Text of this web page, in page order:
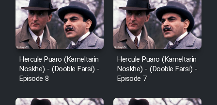
Hercule Puaro (Kameltarin
Noskhe) - (Dooble Farsi) -
Episode 8
Hercule Puaro (Kameltarin
Noskhe) - (Dooble Farsi) -
Episode 7